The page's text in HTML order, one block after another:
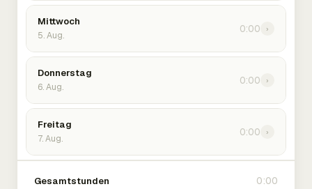
Mittwoch
5. Aug.
0:00 ›
Donnerstag
6. Aug.
0:00 ›
Freitag
7. Aug.
0:00 ›
Gesamtstunden 0:00